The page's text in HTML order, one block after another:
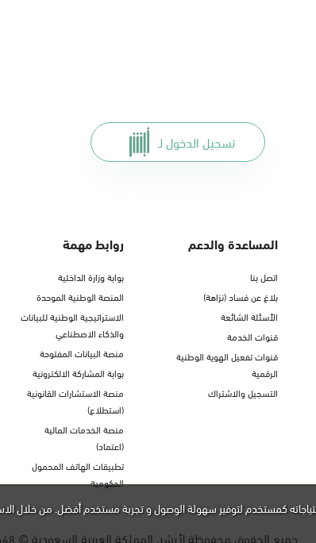
تسجيل الدخول لـ
المساعدة والدعم
اتصل بنا
بلاغ عن فساد (نزاهة)
الأسئلة الشائعة
قنوات الخدمة
قنوات تفعيل الهوية الوطنية
الرقمية
التسجيل والاشتراك
روابط مهمة
بوابة وزارة الداخلية
المنصة الوطنية الموحدة
الاستراتيجية الوطنية للبيانات
والذكاء الاصطناعي
منصة البيانات المفتوحة
بوابة المشاركة الالكترونية
منصة الاستشارات القانونية
(استطلاع)
منصة الخدمات المالية
(اعتماد)
تطبيقات الهاتف المحمول
الحكومية
جميع الحقوق محفوظة لأبشر، المملكة العربية السعودية ©
كمستخدم لتوفير سهولة الوصول و تجربة مستخدم أفضل. من خلال